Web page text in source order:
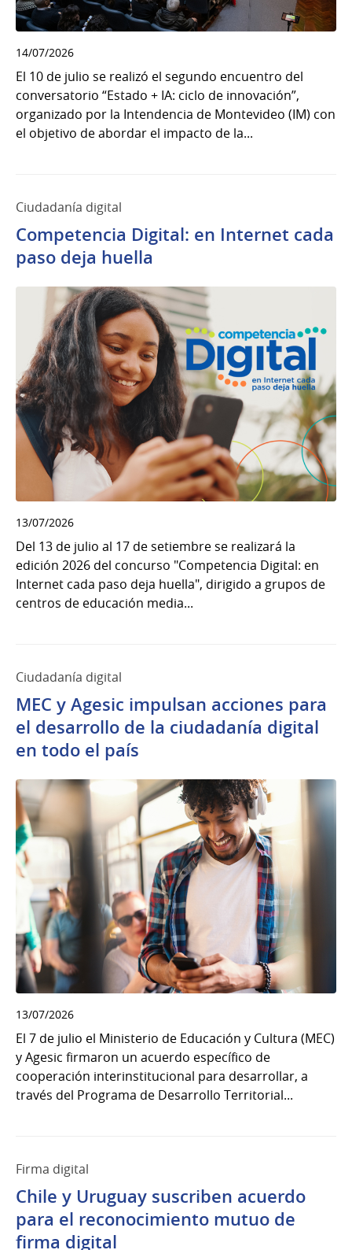
14/07/2026
El 10 de julio se realizó el segundo encuentro del
conversatorio “Estado + IA: ciclo de innovación”,
organizado por la Intendencia de Montevideo (IM) con
el objetivo de abordar el impacto de la...
Ciudadanía digital
Competencia Digital: en Internet cada
paso deja huella
13/07/2026
Del 13 de julio al 17 de setiembre se realizará la
edición 2026 del concurso "Competencia Digital: en
Internet cada paso deja huella", dirigido a grupos de
centros de educación media...
Ciudadanía digital
MEC y Agesic impulsan acciones para
el desarrollo de la ciudadanía digital
en todo el país
13/07/2026
El 7 de julio el Ministerio de Educación y Cultura (MEC)
y Agesic firmaron un acuerdo específico de
cooperación interinstitucional para desarrollar, a
través del Programa de Desarrollo Territorial...
Firma digital
Chile y Uruguay suscriben acuerdo
para el reconocimiento mutuo de
firma digital